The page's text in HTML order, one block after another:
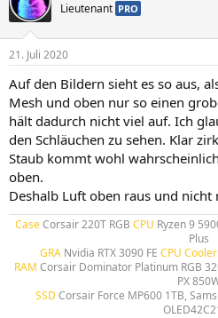
Lieutenant PRO
21. Juli 2020
Auf den Bildern sieht es so aus,
Mesh und oben nur so einen
hält dadurch nicht viel auf. Ich
den Schläuchen zu sehen. Klar
Staub kommt wohl
oben.
Deshalb Luft oben raus und nicht
CaseCorsair 220T RGB CPU Ryzen 9
Plus
GRANvidia RTX 3090 FE CPU Cooler
RAM Corsair Dominator Platinum RGB
PX
SSD Corsair Force MP600 1TB,